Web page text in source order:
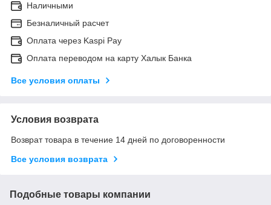
Наличными
Безналичный расчет
Оплата через Kaspi Pay
Оплата переводом на карту Халык Банка
Все условия оплаты
Условия возврата
Возврат товара в течение 14 дней по договоренности
Все условия возврата
Подобные товары компании